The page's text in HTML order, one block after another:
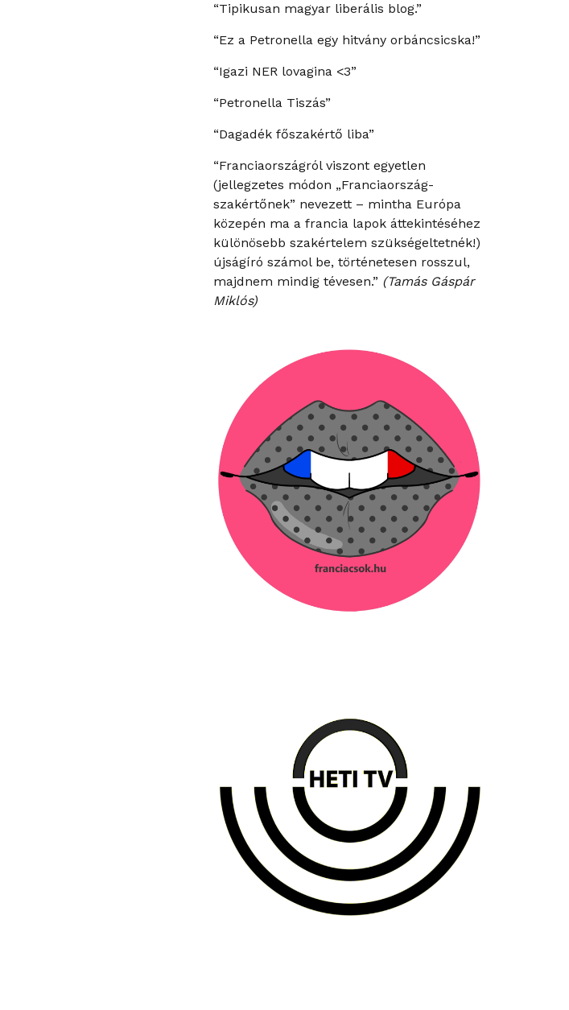
“Tipikusan magyar liberális blog.”
“Ez a Petronella egy hitvány orbáncsicska!”
“Igazi NER lovagina <3”
“Petronella Tiszás”
“Dagadék főszakértő liba”
“Franciaországról viszont egyetlen
(jellegzetes módon „Franciaország-
szakértőnek” nevezett – mintha Európa
közepén ma a francia lapok áttekintéséhez
különösebb szakértelem szükségeltetnék!)
újságíró számol be, történetesen rosszul,
majdnem mindig tévesen.” (Tamás Gáspár
Miklós)